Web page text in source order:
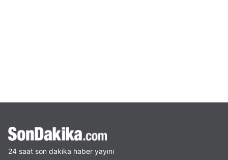
24 saat son dakika haber yayını